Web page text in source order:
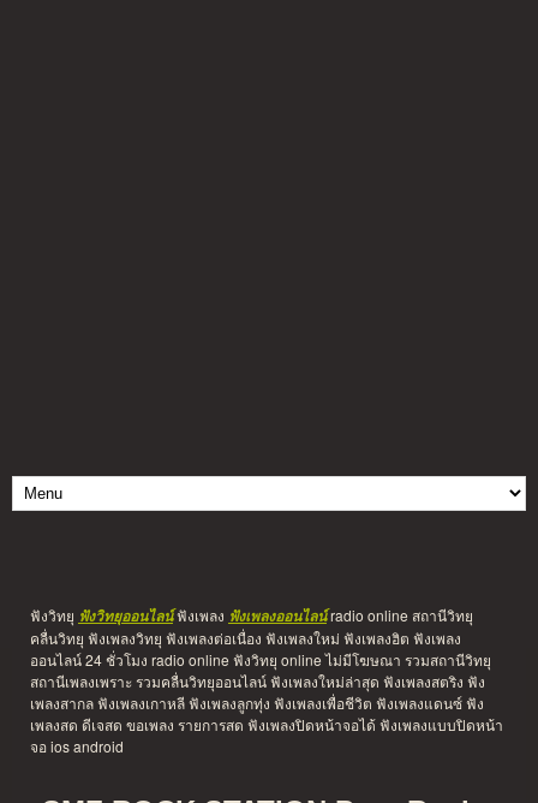
ฟังวิทยุ ฟังวิทยุออนไลน์ฟังเพลง ฟังเพลงออนไลน์radio online สถานีวิทยุ
คลื่นวิทยุ ฟังเพลงวิทยุ ฟังเพลงต่อเนื่อง ฟังเพลงใหม่ ฟังเพลงฮิต ฟังเพลง
ออนไลน์ 24 ชั่วโมง radio online ฟังวิทยุ online ไม่มีโฆษณา รวมสถานีวิทยุ
สถานีเพลงเพราะ รวมคลื่นวิทยุออนไลน์ ฟังเพลงใหม่ล่าสุด ฟังเพลงสตริง ฟัง
เพลงสากล ฟังเพลงเกาหลี ฟังเพลงลูกทุ่ง ฟังเพลงเพื่อชีวิต ฟังเพลงแดนซ์ ฟัง
เพลงสด ดีเจสด ขอเพลง รายการสด ฟังเพลงปิดหน้าจอได้ ฟังเพลงแบบปิดหน้า
จอ ios android